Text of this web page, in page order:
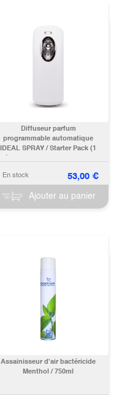
Diffuseur parfum
programmable automatique
IDEAL SPRAY / Starter Pack (1
En stock
53,00€
Ajouter au panier
Assainisseur d'air bactéricide
Menthol / 750ml